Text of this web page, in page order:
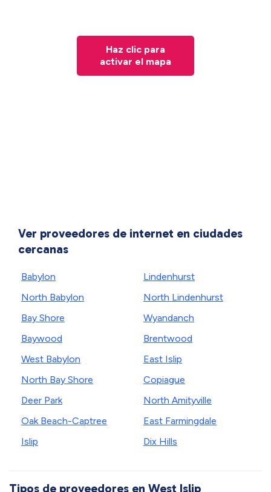
Haz clic para
activar el mapa
Ver proveedores de internet en ciudades
cercanas
Babylon
North Babylon
Bay Shore
Baywood
West Babylon
North Bay Shore
Deer Park
Oak Beach-Captree
Islip
Lindenhurst
North Lindenhurst
Wyandanch
Brentwood
East Islip
Copiague
North Amityville
East Farmingdale
Dix Hills
Tipos de proveedores en West Islip